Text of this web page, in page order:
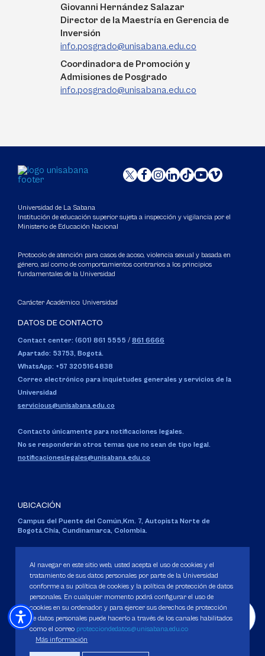
Giovanni Hernández Salazar
Director de la Maestría en Gerencia de
Inversión
info.posgrado@unisabana.edu.co
Coordinadora de Promoción y
Admisiones de Posgrado
info.posgrado@unisabana.edu.co
Universidad de La Sabana
Institución de educación superior sujeta a inspección y vigilancia por el
Ministerio de Educación Nacional
Protocolo de atención para casos de acoso, violencia sexual y basada en
género, así como de comportamientos contrarios a los principios
fundamentales de la Universidad
Carácter Académico: Universidad
DATOS DE CONTACTO
Contact center: (601) 861 5555 / 861 6666
Apartado: 53753, Bogotá.
WhatsApp: +57 3205164838
Correo electrónico para inquietudes generales y servicios de la
Universidad
servicious@unisabana.edu.co
Contacto únicamente para notificaciones legales.
No se responderán otros temas que no sean de tipo legal.
notificacioneslegales@unisabana.edu.co
UBICACIÓN
Campus del Puente del Común, Km. 7, Autopista Norte de
Bogotá.Chía, Cundinamarca, Colombia.
Personería Jurídica:Resolución 130 del 14 de enero de 1980.
Ministerio de Educación Nacional.
Política de Protección de datos
Al navegar en este sitio web, usted acepta el uso de cookies y el
tratamiento de sus datos personales por parte de la Universidad
conforme a su política de cookies y la política de protección de datos
personales. En cualquier momento podrá configurar el uso de
cookies en su ordenador, y para ejercer sus derechos de protección
de datos personales puede hacerlo a través de los canales habilitados
como el correo protecciondedatos@unisabana.edu.co
Más información